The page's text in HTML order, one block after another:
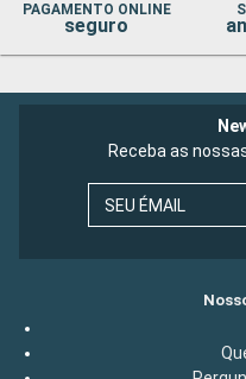
PAGAMENTO ONLINE
seguro
Receba as
SEU ÉMAIL